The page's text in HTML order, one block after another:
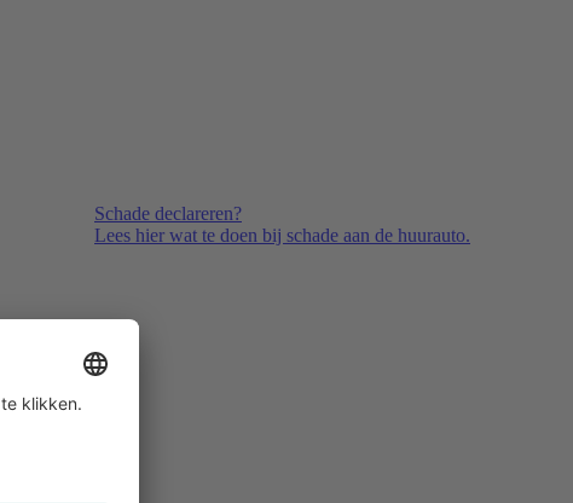
Schade declareren?
Lees hier wat te doen bij schade aan de huurauto.